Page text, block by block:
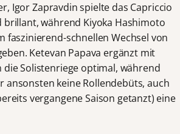
Igor Zapravdin spielte das Capriccio
während Kiyoka Hashimoto
faszinierend-schnellen Wechsel von
Ketevan Papava ergänzt mit
Solistenriege optimal, während
ansonsten keine Rollendebüts, auch
vergangene Saison getanzt) eine